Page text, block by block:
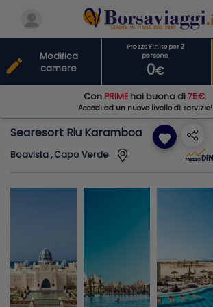
Searesort Riu Karamboa favorite
Boavista , Capo Verde
Prezzo Finito per 2
persone
0€
edit
Modifica
camere
Con PRIME hai buono di75€.
Accedi ad un nuovo livello di servizio!